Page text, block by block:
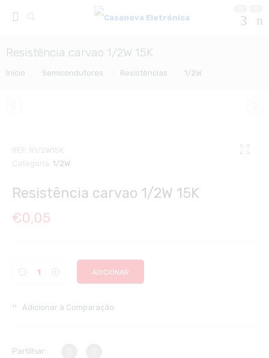
Resistência carvao 1/2W 15K
Início Semicondutores Resistências 1/2W
REF: R1/2W15K
Categoria: 1/2W
Resistência carvao 1/2W 15K
€0,05
ADICIONAR
Adicionar à Comparação
Partilhar: